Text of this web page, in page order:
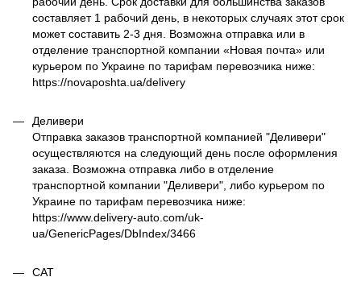
составляет 1 рабочий день, в некоторых случаях этот срок
может составить 2-3 дня. Возможна отправка или в
отделение транспортной компании «Новая почта» или
курьером по Украине по тарифам перевозчика ниже:
https://novaposhta.ua/delivery
Деливери
Отправка заказов транспортной компанией "Деливери"
осуществляются на следующий день после оформления
заказа. Возможна отправка либо в отделение
транспортной компании "Деливери", либо курьером по
Украине по тарифам перевозчика ниже:
https://www.delivery-auto.com/uk-
ua/GenericPages/DbIndex/3466
САТ